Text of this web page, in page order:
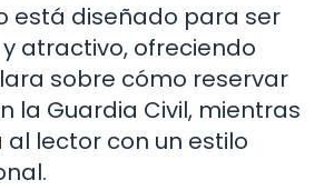
está diseñado para ser
atractivo, ofreciendo
sobre cómo reservar
la Guardia Civil, mientras
al lector con un estilo